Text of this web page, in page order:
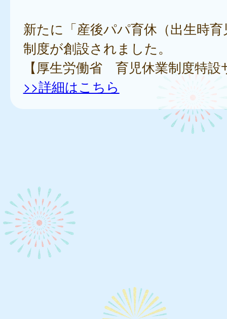
新たに「産後パパ育休（出生時
制度が創設されました。
【厚生労働省 育児休業制度特設
>>詳細はこちら